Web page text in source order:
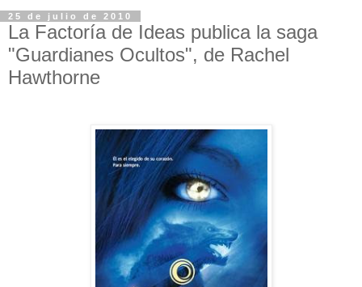
25 de julio de 2010
La Factoría de Ideas publica la saga
"Guardianes Ocultos", de Rachel
Hawthorne